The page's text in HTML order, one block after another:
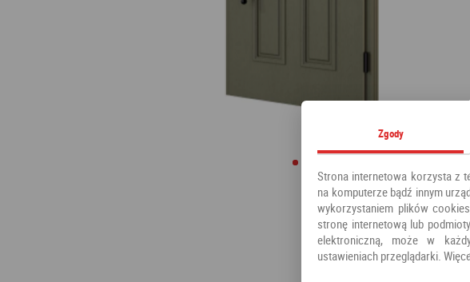
Zgody
Strona internetowa korzysta z
na komputerze bądź innym
wykorzystaniem plików
stronę internetową lub
elektroniczną, może w
ustawieniach przeglądarki.